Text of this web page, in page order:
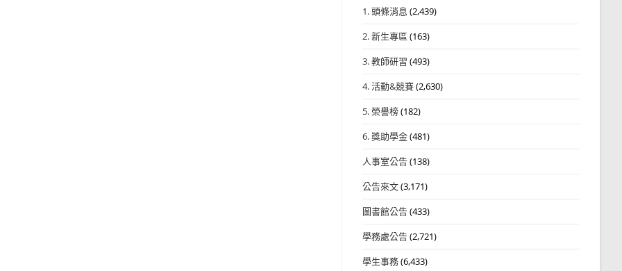
1. 頭條消息 (2,439)
2. 新生專區 (163)
3. 教師研習 (493)
4. 活動&競賽(2,630)
5. 榮譽榜(182)
6. 獎助學金(481)
人事室公告(138)
公告來文(3,171)
圖書館公告(433)
學務處公告(2,721)
學生事務(6,433)